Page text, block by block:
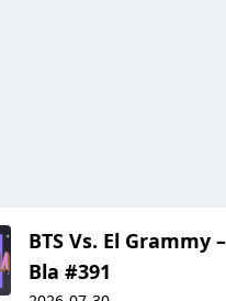
BTS Vs. El Grammy
Bla #391